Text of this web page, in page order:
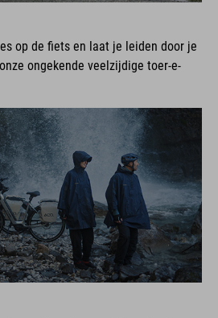
op de fiets en laat je leiden door je
ongekende veelzijdige toer-e-